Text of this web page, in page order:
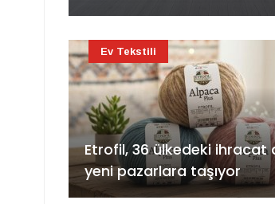
Etrofil, 36 ülkedeki ihracat
yeni pazarlara taşıyor
Ev Tekstili